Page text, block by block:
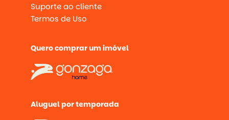
Suporte ao cliente
Termos de Uso
Quero comprar um imóvel
Aluguel por temporada